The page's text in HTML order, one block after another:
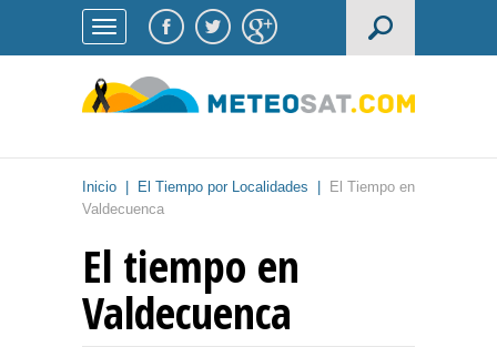
Inicio El Tiempo por Localidades
El Tiempo en
Valdecuenca
El tiempo en
Valdecuenca